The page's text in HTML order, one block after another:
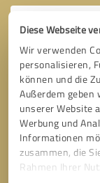
Diese Webseite
Wir verwenden
personalisieren,
können und die
Außerdem
unserer Website
Werbung und
Informationen
zusammen, die
Rahmen Ihrer
Bitte um
Ich stimme den